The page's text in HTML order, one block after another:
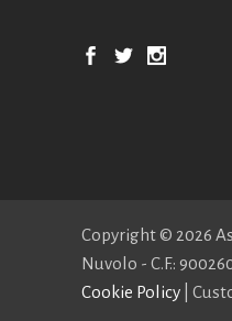
Copyright © 2026
Nuvolo - C.F.:
Cookie Policy |